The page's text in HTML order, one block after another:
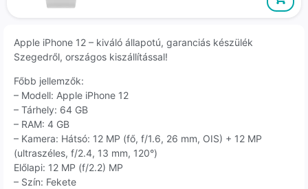
Apple iPhone 12 – kiváló állapotú, garanciás készülék
Szegedről, országos kiszállítással!
Főbb jellemzők:
– Modell: Apple iPhone 12
– Tárhely: 64 GB
– RAM: 4 GB
– Kamera: Hátsó: 12 MP (fő, f/1.6, 26 mm, OIS) + 12 MP
(ultraszéles, f/2.4, 13 mm, 120°)
Előlapi: 12 MP (f/2.2) MP
– Szín: Fekete